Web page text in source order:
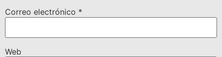
Correo electrónico *
Web